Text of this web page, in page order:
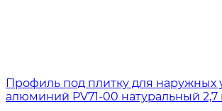
Профиль под плитку для наружных
алюминий PV71-00 натуральный 2,7